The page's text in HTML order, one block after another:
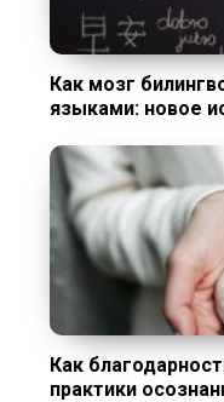
Как мозг
языками: новое
Как
практики